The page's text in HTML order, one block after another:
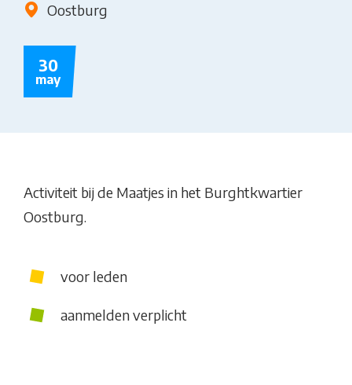
Oostburg
30
may
Activiteit bij de Maatjes in het Burghtkwartier
Oostburg.
voor leden
aanmelden verplicht